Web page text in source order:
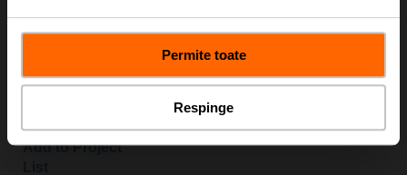
Permite toate
Respinge
Actuator supplied separately
Please contact your local Sales Representative for
ordering.
Add to Cart
Add to Project